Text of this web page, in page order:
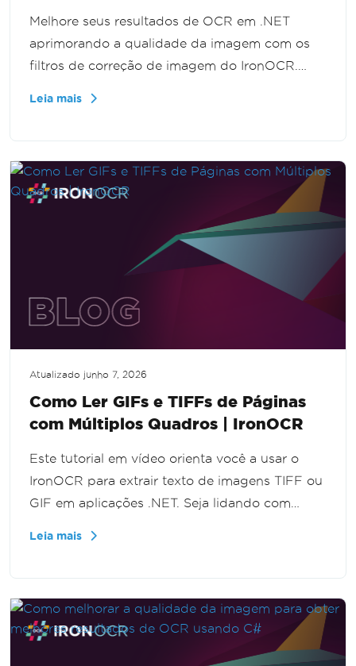
Melhore seus resultados de OCR em .NET
aprimorando a qualidade da imagem com os
filtros de correção de imagem do IronOCR.
desafios com imagens de baixa qualidade em
projetos de OCR.
Leia mais
Atualizado junho 7, 2026
Como Ler GIFs e TIFFs de Páginas
com Múltiplos Quadros | IronOCR
Este tutorial em vídeo orienta você a usar o
IronOCR para extrair texto de imagens TIFF ou
GIF em aplicações .NET. Seja lidando com
extração de texto de vários formatos de
imagem.
Leia mais